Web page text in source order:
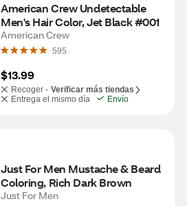
American Crew Undetectable
Men's Hair Color, Jet Black #001
American Crew
595
$13.99
Recoger - Verificar más tiendas
Entrega el mismo día
Envío
Just For Men Mustache & Beard
Coloring, Rich Dark Brown
Just For Men